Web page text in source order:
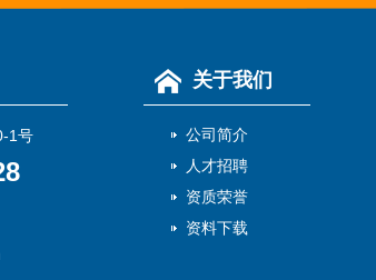
1号
关于我们
公司简介
人才招聘
资质荣誉
资料下载